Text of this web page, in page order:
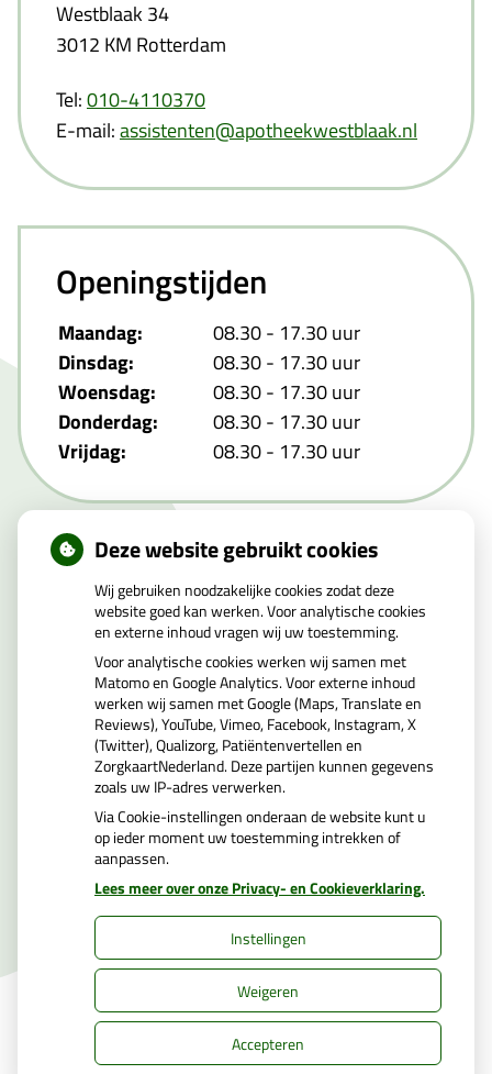
Westblaak 34
3012 KM Rotterdam
Tel:010-4110370
E-mail:assistenten@apotheekwestblaak.nl
Openingstijden
Maandag:
08.30 - 17.30 uur
Dinsdag:
08.30 - 17.30 uur
Woensdag:
08.30 - 17.30 uur
Donderdag:
08.30 - 17.30 uur
Vrijdag:
08.30 - 17.30 uur
Uw apotheker
Mw. Z. Cimtay MSc
BIG nummer 79026661117
Uw Zorg Online|Beheer
|Cookie-instellingen
Voorwaarden
Deze website gebruikt cookies
Wij gebruiken noodzakelijke cookies zodat deze
website goed kan werken. Voor analytische cookies
en externe inhoud vragen wij uw toestemming.
Voor analytische cookies werken wij samen met
Matomo en Google Analytics. Voor externe inhoud
werken wij samen met Google (Maps, Translate en
Reviews), YouTube, Vimeo, Facebook, Instagram, X
(Twitter), Qualizorg, Patiëntenvertellen en
ZorgkaartNederland. Deze partijen kunnen gegevens
zoals uw IP-adres verwerken.
Via Cookie-instellingen onderaan de website kunt u
op ieder moment uw toestemming intrekken of
aanpassen.
Lees meer over onze Privacy- en Cookieverklaring.
Instellingen
Weigeren
Accepteren